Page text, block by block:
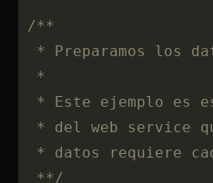
/**
* Preparamos los
  *
* Este ejemplo es
* del web service
* datos requiere
  **/